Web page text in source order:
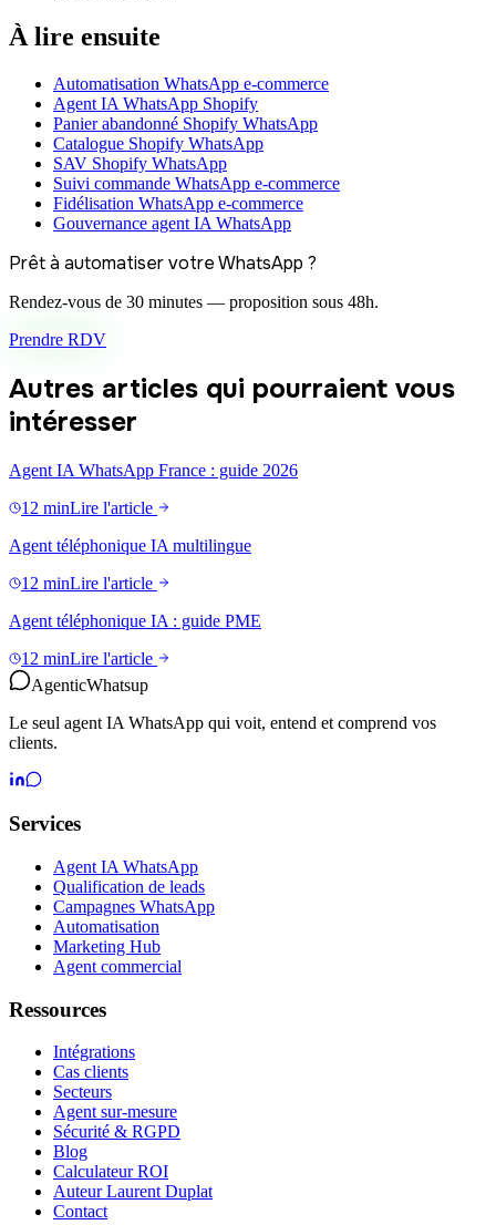
À lire ensuite
Automatisation WhatsApp e-commerce
Agent IA WhatsApp Shopify
Panier abandonné Shopify WhatsApp
Catalogue Shopify WhatsApp
SAV Shopify WhatsApp
Suivi commande WhatsApp e-commerce
Fidélisation WhatsApp e-commerce
Gouvernance agent IA WhatsApp
Prêt à automatiser votre WhatsApp ?
Rendez-vous de 30 minutes — proposition sous 48h.
Prendre RDV
Autres articles qui pourraient vous
intéresser
Agent IA WhatsApp France : guide 2026
12 minLire l'article
Agent téléphonique IA multilingue
12 minLire l'article
Agent téléphonique IA : guide PME
12 minLire l'article
AgenticWhatsup
Le seul agent IA WhatsApp qui voit, entend et comprend vos
clients.
Services
Agent IA WhatsApp
Qualification de leads
Campagnes WhatsApp
Automatisation
Marketing Hub
Agent commercial
Ressources
Intégrations
Cas clients
Secteurs
Agent sur-mesure
Sécurité & RGPD
Blog
Calculateur ROI
Auteur Laurent Duplat
Contact